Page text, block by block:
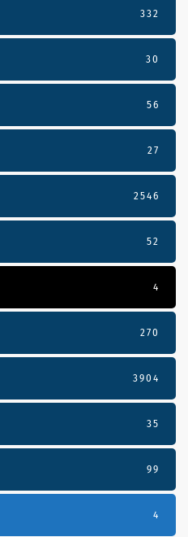
332
30
56
27
2546
52
4
270
3904
35
99
4